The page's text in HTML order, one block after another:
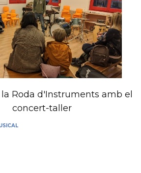
Roda d'Instruments amb el
concert-taller